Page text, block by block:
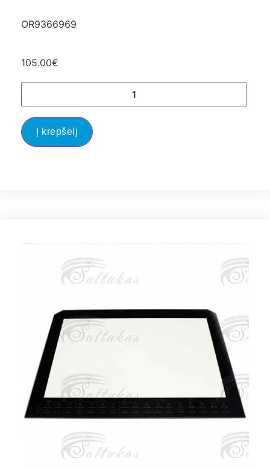
OR9366969
105.00€
Į krepšelį